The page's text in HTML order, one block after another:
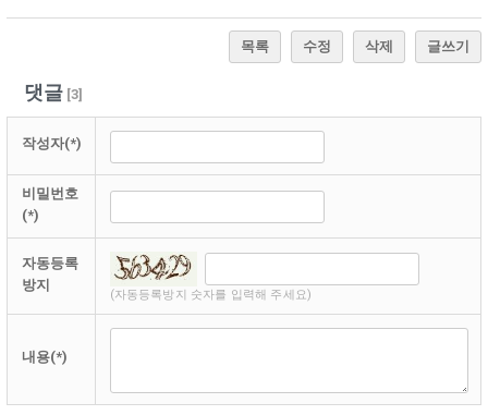
목록 수정 삭제 글쓰기
댓글[3]
작성자(*)
비밀번호
(*)
자동등록
방지
(자동등록방지 숫자를 입력해 주세요)
내용(*)